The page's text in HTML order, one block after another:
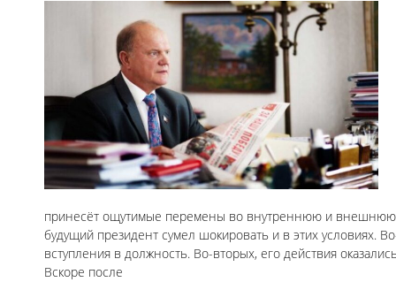
принесёт ощутимые перемены во внутреннюю и
будущий президент сумел шокировать и в этих
вступления в должность. Во-вторых, его действия
Вскоре после